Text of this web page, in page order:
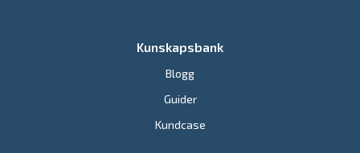
Kunskapsbank
Blogg
Guider
Kundcase